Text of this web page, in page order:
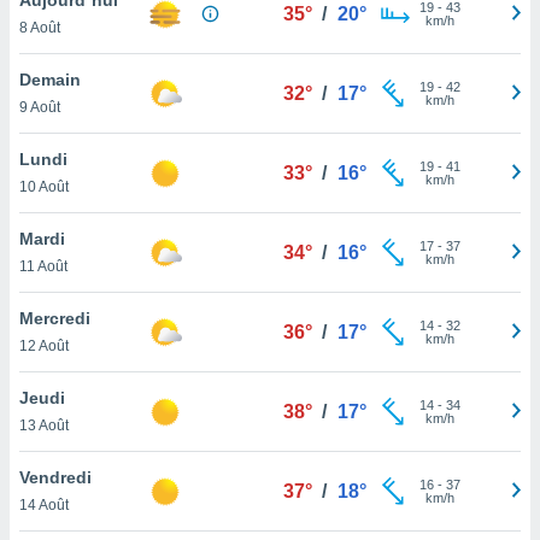
et
»,
au
vous
qu'ils
ou
le
ainsi
un
la
du
8 Août
35° / 20° 19- 43
km/h
Demain
9 Août
32° / 17° 19- 42
km/h
Lundi
10 Août
33° / 16° 19- 41
km/h
Mardi
11 Août
34° / 16° 17- 37
km/h
Mercredi
12 Août
36° / 17° 14- 32
km/h
Jeudi
13 Août
38° / 17° 14- 34
km/h
Vendredi
14 Août
37° / 18° 16- 37
km/h